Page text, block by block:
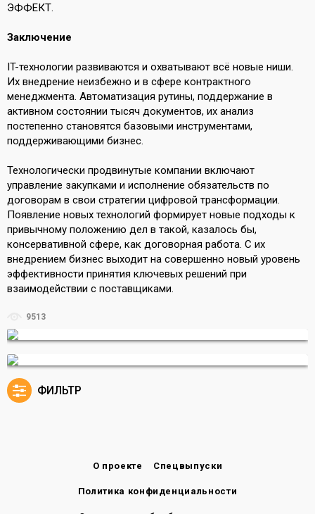
ЭФФЕКТ.
Заключение
IT-технологии развиваются и охватывают всё новые ниши.
Их внедрение неизбежно и в сфере контрактного
менеджмента. Автоматизация рутины, поддержание в
активном состоянии тысяч документов, их анализ
постепенно становятся базовыми инструментами,
поддерживающими бизнес.
Технологически продвинутые компании включают
управление закупками и исполнение обязательств по
договорам в свои стратегии цифровой трансформации.
Появление новых технологий формирует новые подходы к
привычному положению дел в такой, казалось бы,
консервативной сфере, как договорная работа. С их
внедрением бизнес выходит на совершенно новый уровень
эффективности принятия ключевых решений при
взаимодействии с поставщиками.
9513
ФИЛЬТР
О проекте Спецвыпуски
Политика конфиденциальности